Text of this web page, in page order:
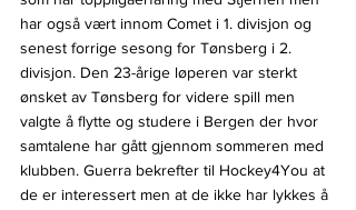
har også vært innom Comet i 1. divisjon og
senest forrige sesong for Tønsberg i 2.
divisjon. Den 23-årige løperen var sterkt
ønsket av Tønsberg for videre spill men
valgte å flytte og studere i Bergen der hvor
samtalene har gått gjennom sommeren med
klubben. Guerra bekrefter til Hockey4You at
de er interessert men at de ikke har lykkes å